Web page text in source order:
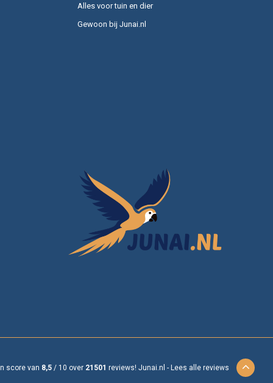
Alles voor tuin en dier
Gewoon bij Junai.nl
score van 8,5 / 10 over 21501 reviews! Junai.nl - Lees alle reviews